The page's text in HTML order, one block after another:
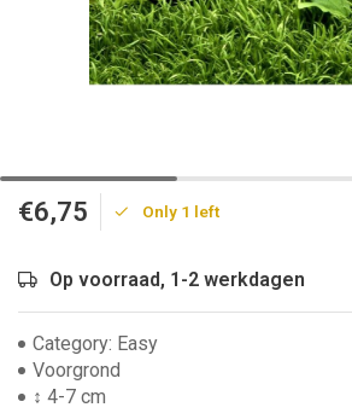
€6,75 Only 1 left
Op voorraad, 1-2 werkdagen
Category: Easy
Voorgrond
↕ 4-7 cm